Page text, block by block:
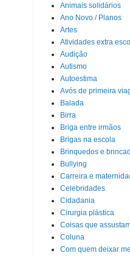
Animais solidários
Ano Novo / Planos
Artes
Atividades extra
Audição
Autismo
Autoestima
Avós de primeira
Balada
Birra
Briga entre irmãos
Brigas na escola
Brinquedos e
Bullying
Carreira e
Celebridades
Cidadania
Cirurgia plástica
Coisas que
Coluna
Com quem deixar